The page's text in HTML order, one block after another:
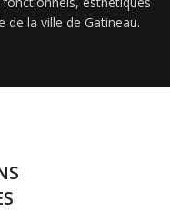
de la ville de Gatineau.